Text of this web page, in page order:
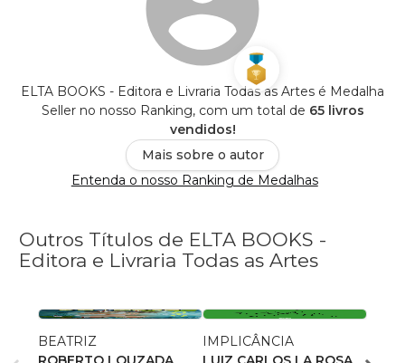
ELTA BOOKS - Editora e Livraria Todas as Artes é Medalha
Seller no nosso Ranking, com um total de 65 livros
vendidos!
Mais sobre o autor
Entenda o nosso Ranking de Medalhas
Outros Títulos de ELTA BOOKS -
Editora e Livraria Todas as Artes
BEATRIZ
IMPLICÂNCIA